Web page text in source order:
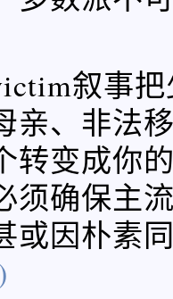
叙事
亲、非法
变成你
须确保主
或因朴素